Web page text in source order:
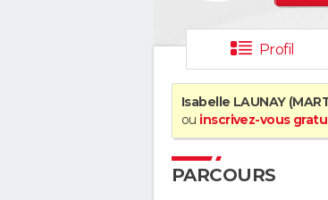
Profil
Isabelle LAUNAY
ou inscrivez-vous
PARCOURS